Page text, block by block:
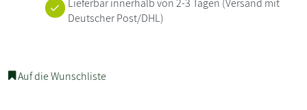
Lieferbar innerhalb von 2-3 Tagen (Versand mit
Deutscher Post/DHL)
Auf die Wunschliste